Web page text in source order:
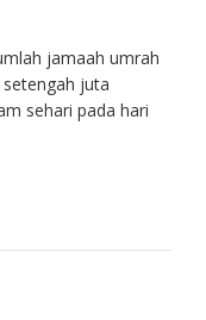
jamaah umrah
juta
sehari pada hari